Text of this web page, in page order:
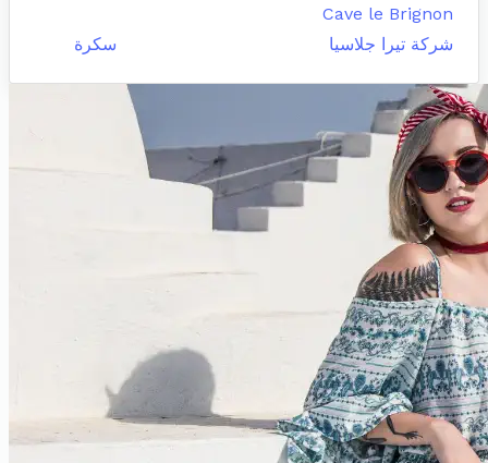
Cave le Brignon
شركة تيرا جلاسيا
سكرة